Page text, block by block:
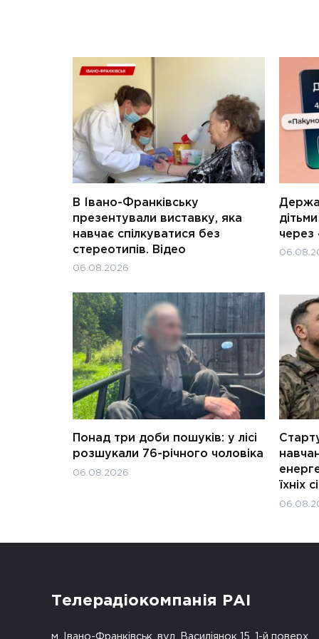
В Івано-Франківську
презентували виставку, яка
навчає спілкуватися без
стереотипів. Відео
06.08.2026
через
Понад три доби пошуків: у лісі
розшукали 76-річного чоловіка
06.08.2026
їхніх
Телерадіокомпанія РАІ
м. Івано-Франківськ, вул. Василіянок 15, 1-й поверх